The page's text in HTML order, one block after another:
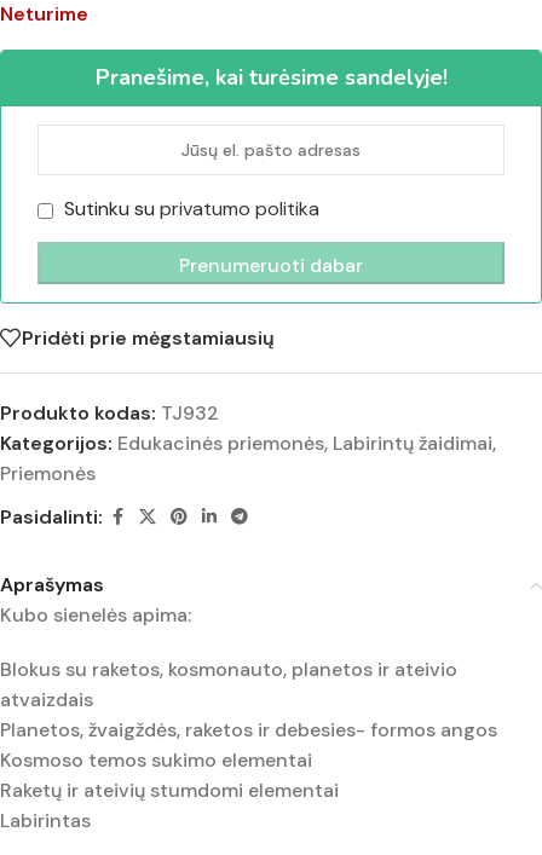
Neturime
Pranešime, kai turėsime sandelyje!
Sutinku su privatumo politika
Pridėti prie mėgstamiausių
Produkto kodas: TJ932
Kategorijos: Edukacinės priemonės, Labirintų žaidimai,
Priemonės
Pasidalinti:
Aprašymas
Kubo sienelės apima:
Blokus su raketos, kosmonauto, planetos ir ateivio
atvaizdais
Planetos, žvaigždės, raketos ir debesies- formos angos
Kosmoso temos sukimo elementai
Raketų ir ateivių stumdomi elementai
Labirintas